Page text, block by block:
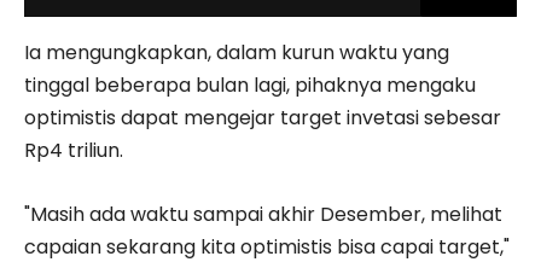
Ia mengungkapkan, dalam kurun waktu yang
tinggal beberapa bulan lagi, pihaknya mengaku
optimistis dapat mengejar target invetasi sebesar
Rp4 triliun.
"Masih ada waktu sampai akhir Desember, melihat
capaian sekarang kita optimistis bisa capai target,"